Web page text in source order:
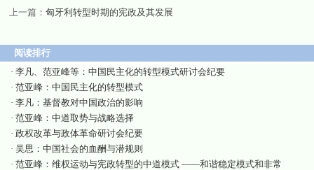
上一篇： 匈牙利转型时期的宪政及其发展
阅读排行
· 李凡、范亚峰等：中国民主化的转型模式研讨会纪要
· 范亚峰：中国民主化的转型模式
· 李凡：基督教对中国政治的影响
· 范亚峰：中道取势与战略选择
· 政权改革与政体革命研讨会纪要
· 吴思：中国社会的血酬与潜规则
· 范亚峰：维权运动与宪政转型的中道模式 ——和谐稳定模式和非常